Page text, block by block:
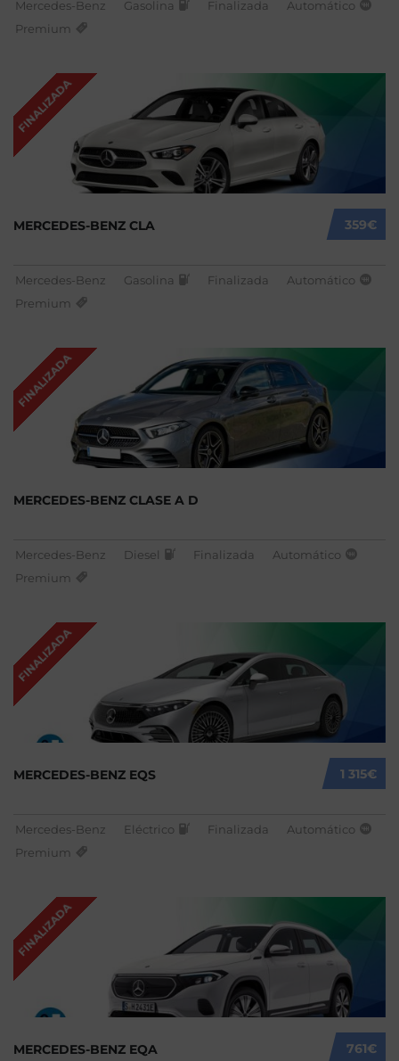
Mercedes-Benz Gasolina Finalizada
Automático
Premium
FINALIZADA
359€
MERCEDES-BENZ CLA
Mercedes-Benz Gasolina Finalizada
Automático
Premium
FINALIZADA
MERCEDES-BENZ CLASE A D
Mercedes-Benz Diesel Finalizada
Automático
Premium
FINALIZADA
1 315€
MERCEDES-BENZ EQS
Mercedes-Benz Eléctrico Finalizada
Automático
Premium
FINALIZADA
761€
MERCEDES-BENZ EQA